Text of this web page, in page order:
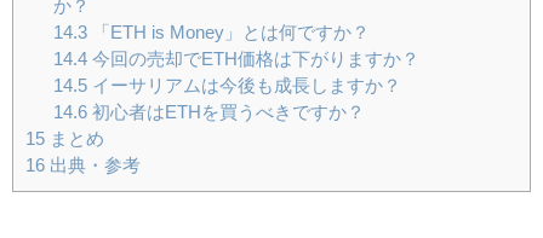
か？
14.3「ETH is Money」とは何ですか？
14.4今回の売却でETH価格は下がりますか？
14.5イーサリアムは今後も成長しますか？
14.6初心者はETHを買うべきですか？
15 まとめ
16 出典・参考